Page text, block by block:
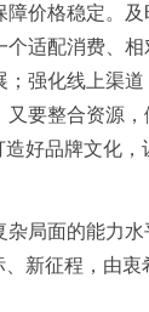
价格稳定。
适配消费、
强化线上渠
要整合资源
好品牌文化
杂局面的能力
新征程，由